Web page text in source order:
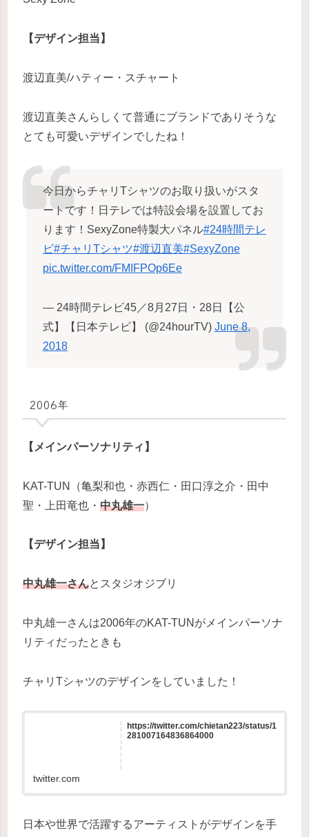
【デザイン担当】
渡辺直美/ハティー・スチャート
渡辺直美さんらしくて普通にブランドでありそうな
とても可愛いデザインでしたね！
今日からチャリTシャツのお取り扱いがスタ
ートです！日テレでは特設会場を設置してお
ります！SexyZone特製大パネル#24時間テレ
ビ#チャリTシャツ#渡辺直美#SexyZone
pic.twitter.com/FMIFPOp6Ee
— 24時間テレビ45／8月27日・28日【公
式】【日本テレビ】 (@24hourTV) June 8,
2018
2006年
【メインパーソナリティ】
KAT-TUN（亀梨和也・赤西仁・田口淳之介・田中
聖・上田竜也・ 中丸雄一）
【デザイン担当】
中丸雄一さんとスタジオジブリ
中丸雄一さんは2006年のKAT-TUNがメインパーソナ
リティだったときも
チャリTシャツのデザインをしていました！
https://twitter.com/chietan223/status/1
281007164836864000
twitter.com
日本や世界で活躍するアーティストがデザインを手